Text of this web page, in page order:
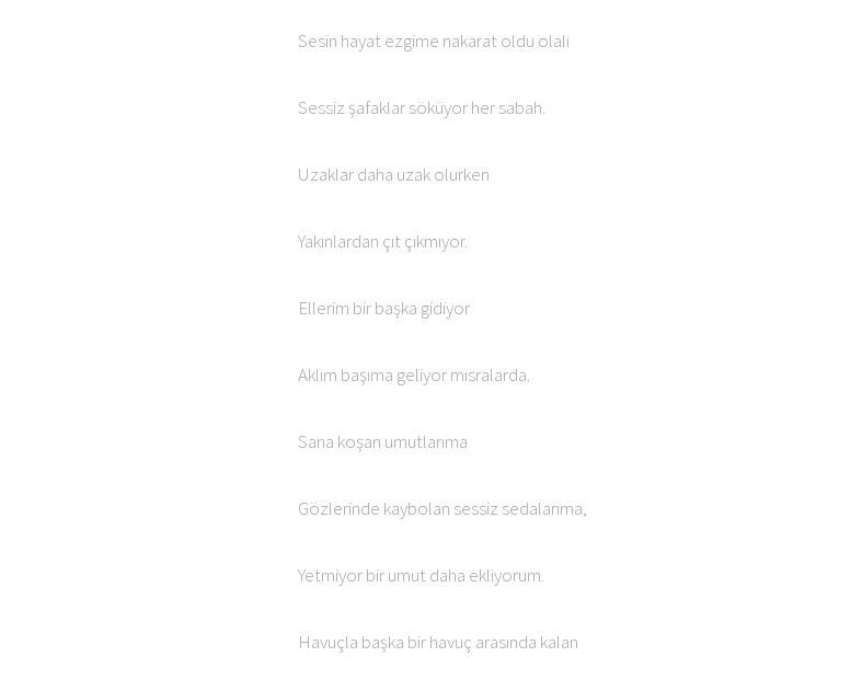
Sesin hayat ezgime nakarat oldu olalı
Sessiz şafaklar söküyor her sabah.
Uzaklar daha uzak olurken
Yakınlardan çıt çıkmıyor.
Ellerim bir başka gidiyor
Aklım başıma geliyor mısralarda.
Sana koşan umutlarıma
Gözlerinde kaybolan sessiz sedalarıma,
Yetmiyor bir umut daha ekliyorum.
Havuçla başka bir havuç arasında kalan